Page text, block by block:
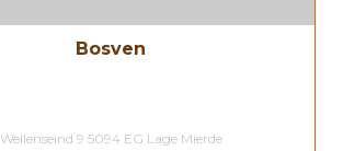
Bosven
Wellenseind 9 5094 EG Lage Mierde